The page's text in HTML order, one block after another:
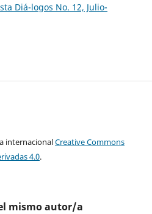
Diá-logos No. 12, Julio-
internacionalCreative Commons
4.0.
mismo autor/a